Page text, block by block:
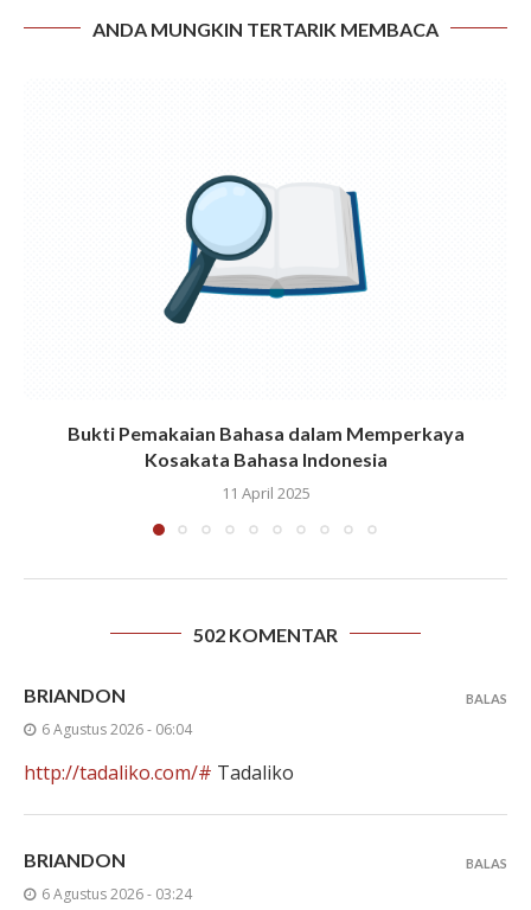
ANDA MUNGKIN TERTARIK MEMBACA
Bukti Pemakaian Bahasa dalam Memperkaya
Kosakata Bahasa Indonesia
11 April 2025
502 KOMENTAR
BRIANDON
6 Agustus 2026 - 06:04
http://tadaliko.com/# Tadaliko
BALAS
BRIANDON
6 Agustus 2026 - 03:24
BALAS